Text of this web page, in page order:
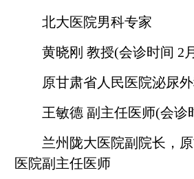
北大医院男科专家
黄晓刚 教授(会诊时间 2
原甘肃省人民医院泌尿外
王敏德 副主任医师(会诊
兰州陇大医院副院长，原
医院副主任医师